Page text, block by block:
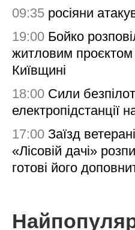
09:35 росіяни
19:00 Бойко
житловим
Київщині
18:00 Сили
електропідстанції
17:00 Заїзд
«Лісовій дачі»
готові його